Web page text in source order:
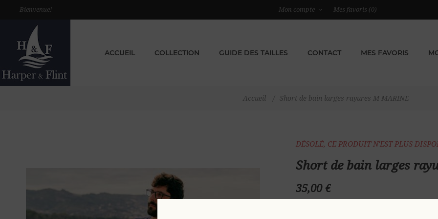
Bienvenue! Mon compte Mes favoris (0)
ACCUEIL COLLECTION GUIDE DES TAILLES CONTACT MES FAVORIS
Accueil / Short de bain larges rayures M MARINE
DÉSOLÉ, CE PRODUIT N'EST PLUS
Short de bain larges
35,00 €